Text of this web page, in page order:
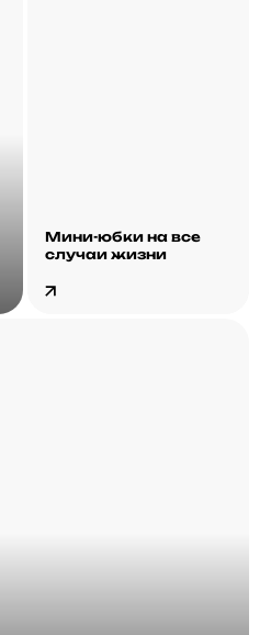
Мини-юбки на все
случаи жизни